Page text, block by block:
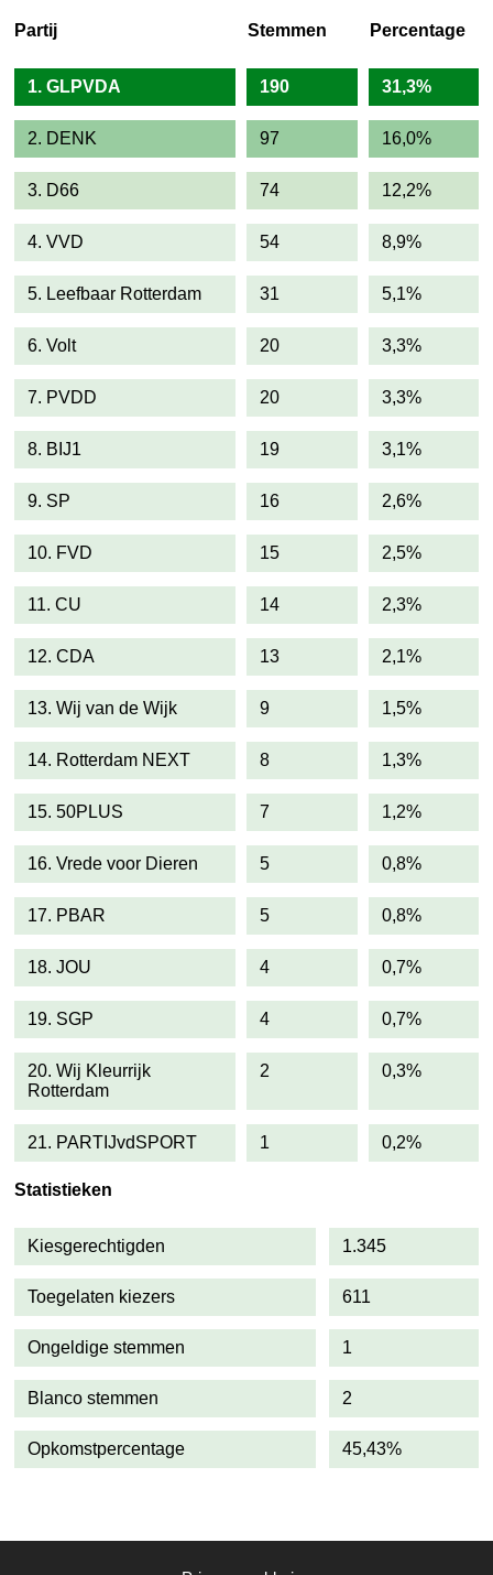
Partij Stemmen Percentage
1. GLPVDA 190 31,3%
2. DENK 97 16,0%
3. D66 74 12,2%
4. VVD 54 8,9%
5. Leefbaar Rotterdam 31 5,1%
6. Volt 20 3,3%
7. PVDD 20 3,3%
8. BIJ1 19 3,1%
9. SP 16 2,6%
10. FVD 15 2,5%
11. CU 14 2,3%
12. CDA 13 2,1%
13. Wij van de Wijk 9 1,5%
14. Rotterdam NEXT 8 1,3%
15. 50PLUS 7 1,2%
16. Vrede voor Dieren 5 0,8%
17. PBAR 5 0,8%
18. JOU 4 0,7%
19. SGP 4 0,7%
20. Wij Kleurrijk
Rotterdam
2 0,3%
21. PARTIJvdSPORT 1 0,2%
Statistieken
Kiesgerechtigden 1.345
Toegelaten kiezers 611
Ongeldige stemmen 1
Blanco stemmen 2
Opkomstpercentage 45,43%